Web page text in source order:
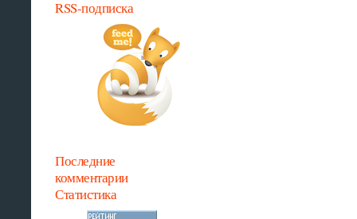
RSS-подписка
Последние
комментарии
Статистика